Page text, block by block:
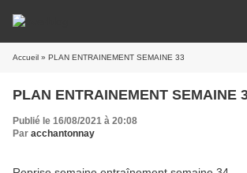
Accueil » PLAN ENTRAINEMENT SEMAINE 33
PLAN ENTRAINEMENT SEMAINE
Publié le 16/08/2021 à 20:08
Par acchantonnay